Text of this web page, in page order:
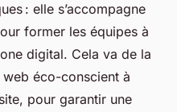
: elle s’accompagne
former les équipes à
digital. Cela va de la
web éco-conscient à
pour garantir une